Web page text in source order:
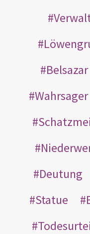
Belsazar
Wahrsager
Deutung
Statue